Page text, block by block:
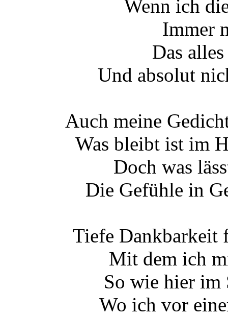
Wenn ich
Immer
Das
Und absolut
Auch meine
Was bleibt ist im
Doch was
Die Gefühle in
Tiefe Dankbarkeit
Mit dem ich
So wie hier im
Wo ich vor